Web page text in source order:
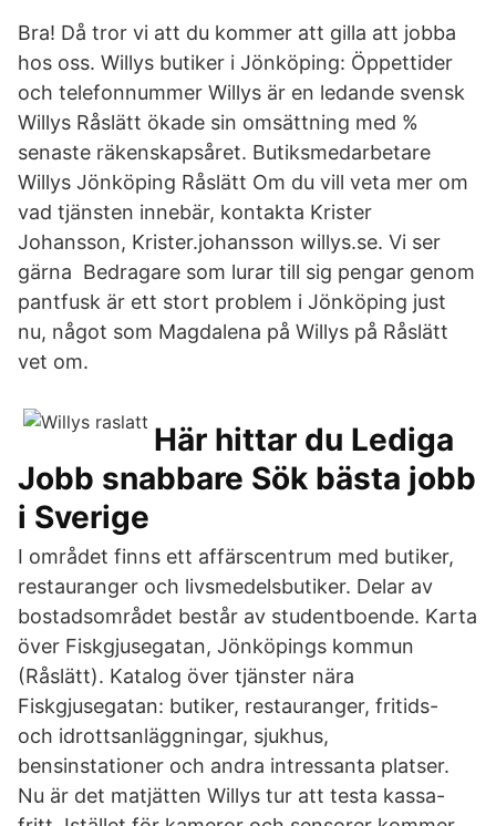
Bra! Då tror vi att du kommer att gilla att jobba
hos oss. Willys butiker i Jönköping: Öppettider
och telefonnummer Willys är en ledande svensk
Willys Råslätt ökade sin omsättning med %
senaste räkenskapsåret. Butiksmedarbetare
Willys Jönköping Råslätt Om du vill veta mer om
vad tjänsten innebär, kontakta Krister
Johansson, Krister.johansson willys.se. Vi ser
gärna Bedragare som lurar till sig pengar genom
pantfusk är ett stort problem i Jönköping just
nu, något som Magdalena på Willys på Råslätt
vet om.
Här hittar du Lediga
Jobb snabbare Sök bästa jobb
i Sverige
I området finns ett affärscentrum med butiker,
restauranger och livsmedelsbutiker. Delar av
bostadsområdet består av studentboende. Karta
över Fiskgjusegatan, Jönköpings kommun
(Råslätt). Katalog över tjänster nära
Fiskgjusegatan: butiker, restauranger, fritids-
och idrottsanläggningar, sjukhus,
bensinstationer och andra intressanta platser.
Nu är det matjätten Willys tur att testa kassa-